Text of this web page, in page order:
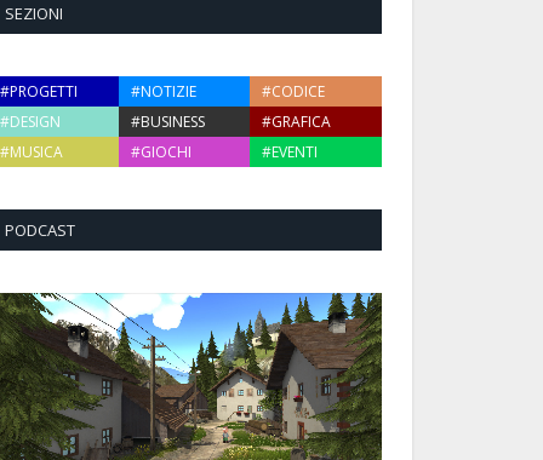
SEZIONI
#PROGETTI #NOTIZIE
#CODICE
#DESIGN
#BUSINESS
#GRAFICA
#MUSICA
#GIOCHI #EVENTI
PODCAST